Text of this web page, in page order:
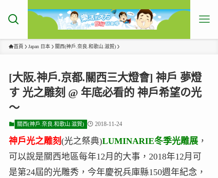
首頁 Japan 日本 關西(神戶.奈良.和歌山.滋賀)
[大阪.神戶.京都.關西三大燈會] 神戶 夢燈
す 光之雕刻 @ 年底必看的 神戶希望の光
～
關西(神戶.奈良.和歌山.滋賀) 2018-11-24
神戶光之雕刻 (光之祭典)LUMINARIE冬季光雕展，
可以說是關西地區每年12月的大事，2018年12月可
是第24屆的光雕秀，今年慶祝兵庫縣150週年紀念，